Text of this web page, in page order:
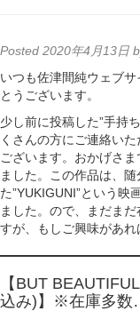
Contact
Online Lesson
Posted 2020年4月13日
いつも佐津間純ウェブ
とうございます。
少し前に投稿した”手持
くさんの方にご連絡い
ございます。おかげさ
ました。この作品は、
た”YUKIGUNI”という映
ました。ので、まだま
すが、もしご興味があ
【BUT
込み)】※在庫多数